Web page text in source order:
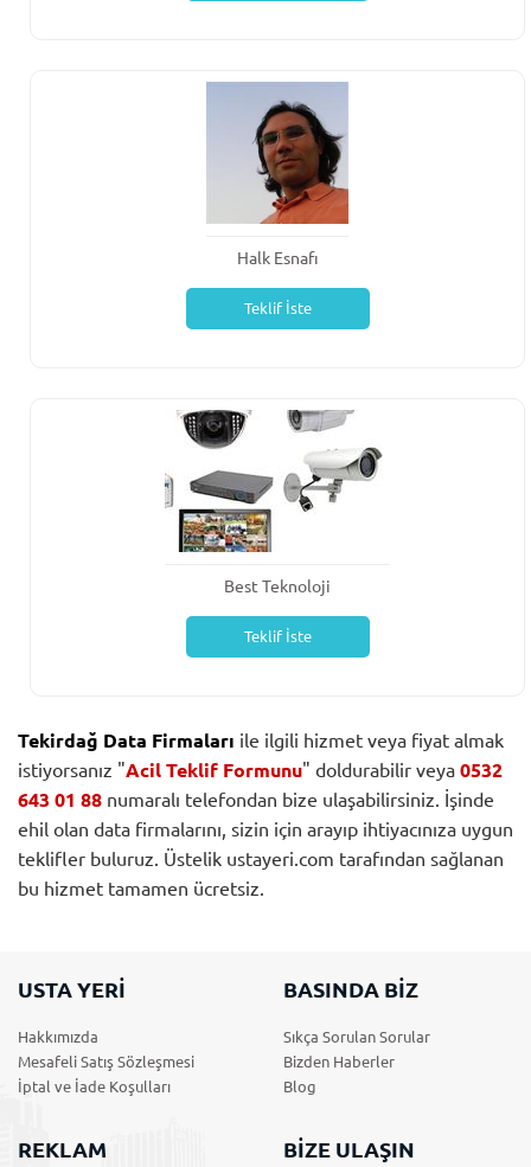
Halk Esnafı
Teklif İste
Best Teknoloji
Teklif İste
Tekirdağ Data Firmaları ile ilgili hizmet veya fiyat almak
istiyorsanız "Acil Teklif Formunu" doldurabilir veya 0532
643 01 88 numaralı telefondan bize ulaşabilirsiniz. İşinde
ehil olan data firmalarını, sizin için arayıp ihtiyacınıza uygun
teklifler buluruz. Üstelik ustayeri.com tarafından sağlanan
bu hizmet tamamen ücretsiz.
USTA YERİ
Hakkımızda
Mesafeli Satış Sözleşmesi
İptal ve İade Koşulları
BASINDA BİZ
Sıkça Sorulan Sorular
Bizden Haberler
Blog
REKLAM BİZE ULAŞIN